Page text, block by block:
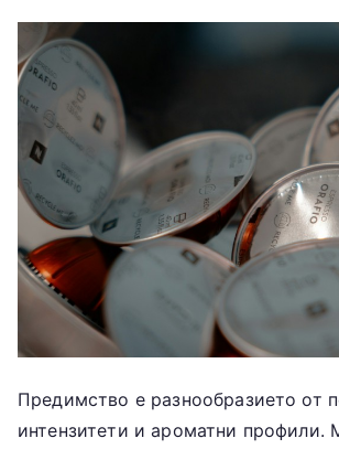
Предимство е разнообразието от
интензитети и ароматни профили.